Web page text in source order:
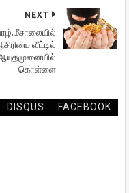
NEXT
வீட்டில்
கொள்ளை
DISQUS FACEBOOK